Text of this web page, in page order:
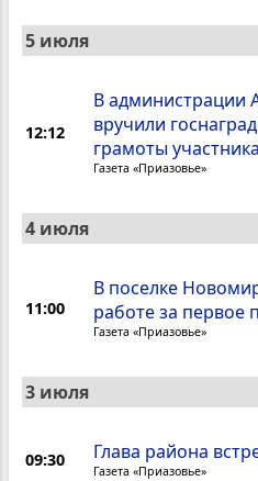
5 июля
12:12
В администрации
вручили
грамоты
Газета «Приазовье»
4 июля
11:00
В поселке
работе за первое
Газета «Приазовье»
3 июля
09:30 Глава района
Газета «Приазовье»